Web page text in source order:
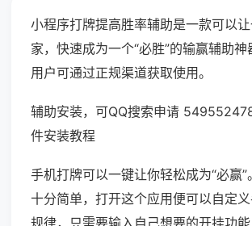
小程序打牌提高胜率辅助是一款可以
家，快速成为一个“必胜”的输赢辅助
用户可通过正规渠道获取使用。
辅助安装，可QQ搜索申请
件安装教程
手机打牌可以一键让你轻松成为“必赢
十分简单，打开这个应用便可以自定
规律，只需要输入自己想要的开挂功